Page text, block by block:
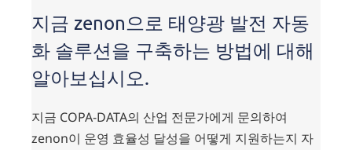
trail
지금 zenon으로 태양광 발전 자동
화 솔루션을 구축하는 방법에 대해
알아보십시오.
지금 COPA-DATA의 산업 전문가에게 문의하여
zenon이 운영 효율성 달성을 어떻게 지원하는지 자